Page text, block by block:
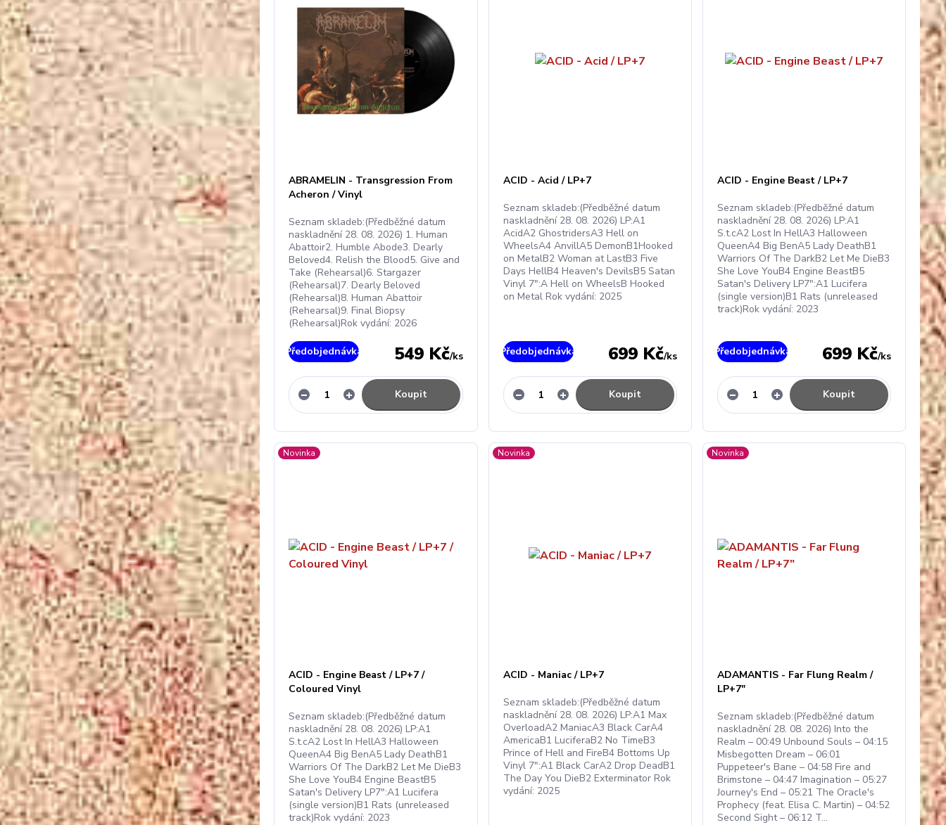
ABRAMELIN - Transgression From
Acheron / Vinyl
Seznam skladeb:(Předběžné datum
naskladnění 28. 08. 2026) 1. Human
Abattoir2. Humble Abode3. Dearly
Beloved4. Relish the Blood5. Give and
Take (Rehearsal)6. Stargazer
(Rehearsal)7. Dearly Beloved
(Rehearsal)8. Human Abattoir
(Rehearsal)9. Final Biopsy
(Rehearsal)Rok vydání: 2026
549 Kč/ks
Předobjednávka
Koupit
ACID - Acid / LP+7
Seznam skladeb:(Předběžné datum
naskladnění 28. 08. 2026) LP:A1
AcidA2 GhostridersA3 Hell on
WheelsA4 AnvillA5 DemonB1Hooked
on MetalB2 Woman at LastB3 Five
Days HellB4 Heaven's DevilsB5 Satan
Vinyl 7":A Hell on WheelsB Hooked
on Metal Rok vydání: 2025
699 Kč/ks
Předobjednávka
Koupit
ACID - Engine Beast / LP+7
Seznam skladeb:(Předběžné datum
naskladnění 28. 08. 2026) LP:A1
S.t.cA2 Lost In HellA3 Halloween
QueenA4 Big BenA5 Lady DeathB1
Warriors Of The DarkB2 Let Me DieB3
She Love YouB4 Engine BeastB5
Satan's Delivery LP7":A1 Lucifera
(single version)B1 Rats (unreleased
track)Rok vydání: 2023
699 Kč/ks
Předobjednávka
Koupit
Novinka
ACID - Engine Beast / LP+7 /
Coloured Vinyl
Seznam skladeb:(Předběžné datum
naskladnění 28. 08. 2026) LP:A1
S.t.cA2 Lost In HellA3 Halloween
QueenA4 Big BenA5 Lady DeathB1
Warriors Of The DarkB2 Let Me DieB3
She Love YouB4 Engine BeastB5
Satan's Delivery LP7":A1 Lucifera
(single version)B1 Rats (unreleased
track)Rok vydání: 2023
Novinka
ACID - Maniac / LP+7
Seznam skladeb:(Předběžné datum
naskladnění 28. 08. 2026) LP:A1 Max
OverloadA2 ManiacA3 Black CarA4
AmericaB1 LuciferaB2 No TimeB3
Prince of Hell and FireB4 Bottoms Up
Vinyl 7":A1 Black CarA2 Drop DeadB1
The Day You DieB2 Exterminator Rok
vydání: 2025
Novinka
ADAMANTIS - Far Flung Realm /
LP+7"
Seznam skladeb:(Předběžné datum
naskladnění 28. 08. 2026) Into the
Realm – 00:49 Unbound Souls – 04:15
Misbegotten Dream – 06:01
Puppeteer's Bane – 04:58 Fire and
Brimstone – 04:47 Imagination – 05:27
Journey's End – 05:21 The Oracle's
Prophecy (feat. Elisa C. Martin) – 04:52
Second Sight – 06:12 T...